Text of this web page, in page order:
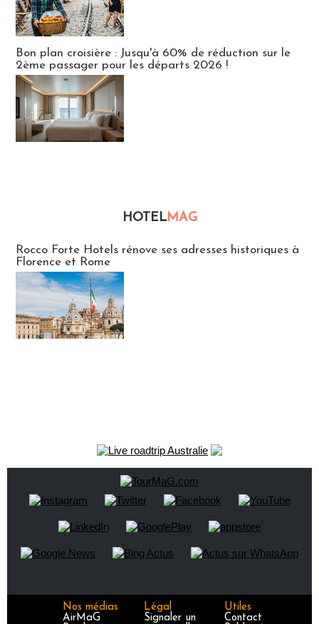
Bon plan croisière : Jusqu'à 60% de réduction sur le
2ème passager pour les départs 2026 !
HOTELMAG
Rocco Forte Hotels rénove ses adresses historiques à
Florence et Rome
Nos médias
AirMaG
Légal
Signaler un
Utiles
Contact